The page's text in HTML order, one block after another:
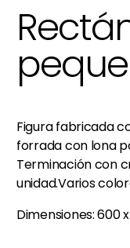
Figura fabricada
forrada con lona
Terminación con
unidad.Varios
Dimensiones: 600